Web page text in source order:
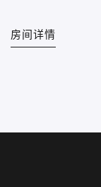
房间详情